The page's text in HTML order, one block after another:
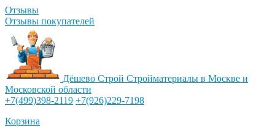
Отзывы
Отзывы покупателей
Дёшево Строй Стройматериалы в Москве и
Московской области
+7(499)398-2119 +7(926)229-7198
Корзина